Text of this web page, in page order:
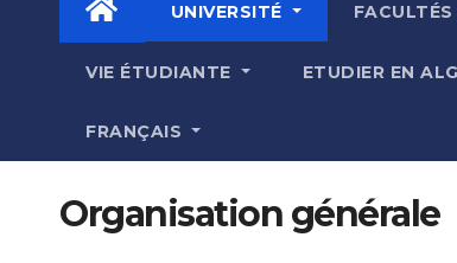
UNIVERSITÉ
VIE ÉTUDIANTE ETUDIER EN
FRANÇAIS
Organisation générale